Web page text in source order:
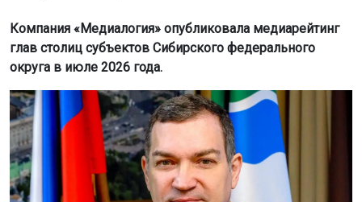
Компания «Медиалогия» опубликовала медиарейтинг
глав столиц субъектов Сибирского федерального
округа в июле 2026 года.